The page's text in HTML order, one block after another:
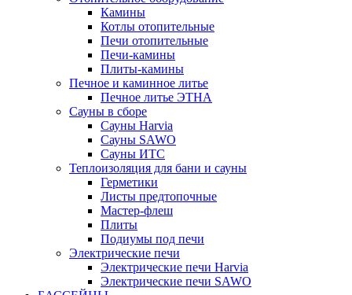
Камины
Котлы отопительные
Печи отопительные
Печи-камины
Плиты-камины
Печное и каминное литье
Печное литье ЭТНА
Сауны в сборе
Cауны Harvia
Сауны SAWO
Сауны ИТС
Теплоизоляция для бани и сауны
Герметики
Листы предтопочные
Мастер-флеш
Плиты
Подиумы под печи
Электрические печи
Электрические печи Harvia
Электрические печи SAWO